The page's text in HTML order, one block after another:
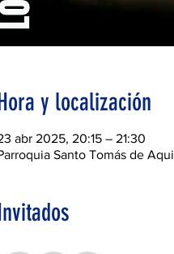
y localización
abr 2025, 20:15 – 21:30
Santo Tomás de